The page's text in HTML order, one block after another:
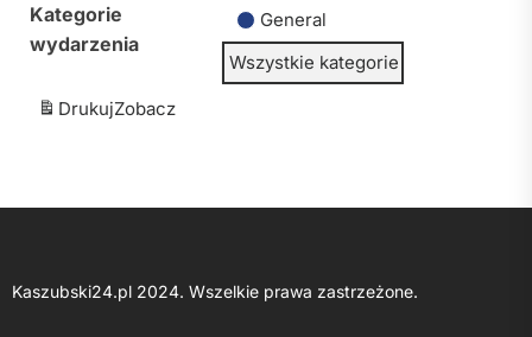
Kategorie
wydarzenia
General
Wszystkie kategorie
DrukujZobacz
Kaszubski24.pl 2024. Wszelkie prawa zastrzeżone.